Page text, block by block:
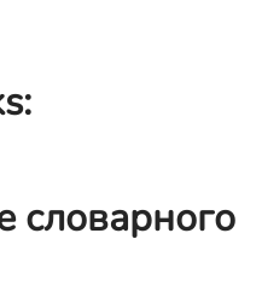
словарного